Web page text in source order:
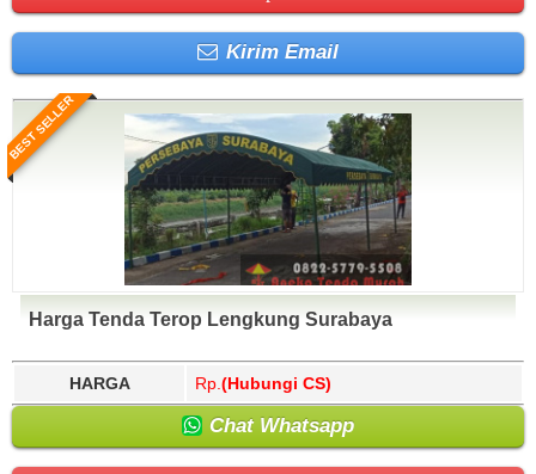
Kirim Email
BEST SELLER
Harga Tenda Terop Lengkung Surabaya
HARGA Rp. (Hubungi CS)
Chat Whatsapp